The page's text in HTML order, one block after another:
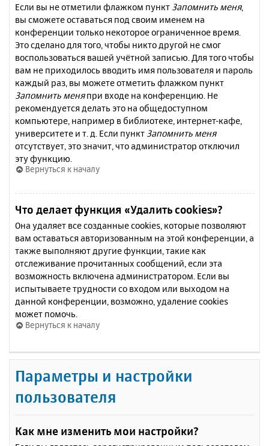
Если вы не отметили флажком пункт Запомнить меня,
вы сможете оставаться под своим именем на
конференции только некоторое ограниченное время.
Это сделано для того, чтобы никто другой не смог
воспользоваться вашей учётной записью. Для того чтобы
вам не приходилось вводить имя пользователя и пароль
каждый раз, вы можете отметить флажком пункт
Запомнить меняпри входе на конференцию. Не
рекомендуется делать это на общедоступном
компьютере, например в библиотеке, интернет-кафе,
университете и т. д. Если пункт Запомнить меня
отсутствует, это значит, что администратор отключил
эту функцию.
Вернуться к началу
Что делает функция «Удалить cookies»?
Она удаляет все созданные cookies, которые позволяют
вам оставаться авторизованным на этой конференции, а
также выполняют другие функции, такие как
отслеживание прочитанных сообщений, если эта
возможность включена администратором. Если вы
испытываете трудности со входом или выходом на
данной конференции, возможно, удаление cookies
может помочь.
Вернуться к началу
Параметры и настройки
пользователя
Как мне изменить мои настройки?